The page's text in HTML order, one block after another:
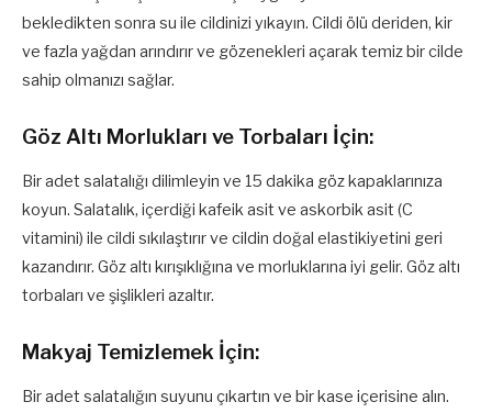
bekledikten sonra su ile cildinizi yıkayın. Cildi ölü deriden, kir
ve fazla yağdan arındırır ve gözenekleri açarak temiz bir cilde
sahip olmanızı sağlar.
Göz Altı Morlukları ve Torbaları İçin:
Bir adet salatalığı dilimleyin ve 15 dakika göz kapaklarınıza
koyun. Salatalık, içerdiği kafeik asit ve askorbik asit (C
vitamini) ile cildi sıkılaştırır ve cildin doğal elastikiyetini geri
kazandırır. Göz altı kırışıklığına ve morluklarına iyi gelir. Göz altı
torbaları ve şişlikleri azaltır.
Makyaj Temizlemek İçin:
Bir adet salatalığın suyunu çıkartın ve bir kase içerisine alın.